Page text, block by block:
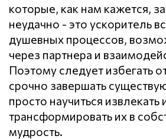
которые, как нам кажется,
неудачно - это ускоритель
душевных процессов,
через партнера и
Поэтому следует избегать
срочно завершать
просто научиться извлекать
трансформировать их в
мудрость.